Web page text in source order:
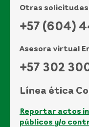
Otras
+57 (604)
Asesora virtual
+57 302
Línea ética
Reportar actos
públicos y/o